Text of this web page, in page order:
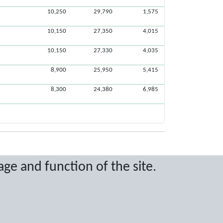
and function of the site.
10,250 29,790 1,575
10,150 27,350 4,015
10,150 27,330 4,035
8,900 25,950 5,415
8,300 24,380 6,985